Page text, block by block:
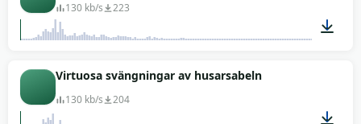
130 kb/s 223
Virtuosa svängningar av husarsabeln
130 kb/s 204